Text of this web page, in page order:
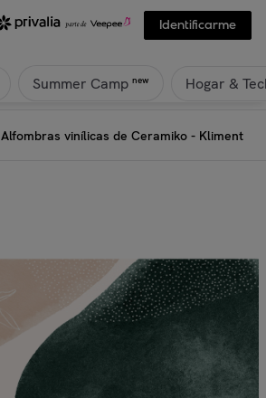
Identificarme
Summer Camp new Hogar &
Alfombras vinílicas de Ceramiko - Kliment